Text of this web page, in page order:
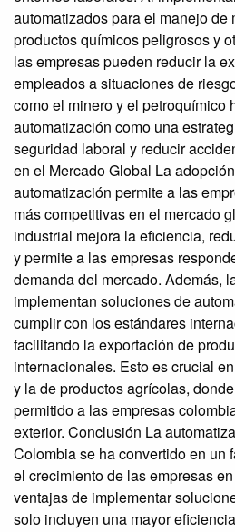
automatizados para el manejo de
productos químicos peligrosos y
las empresas pueden reducir la
empleados a situaciones de
como el minero y el petroquímico
automatización como una
seguridad laboral y reducir
en el Mercado Global La
automatización permite a las
más competitivas en el mercado
industrial mejora la eficiencia,
y permite a las empresas
demanda del mercado. Además,
implementan soluciones de
cumplir con los estándares
facilitando la exportación de
internacionales. Esto es crucial
y la de productos agrícolas,
permitido a las empresas
exterior. Conclusión La
Colombia se ha convertido en un
el crecimiento de las empresas
ventajas de implementar
solo incluyen una mayor